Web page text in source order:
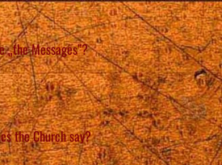
„the Messages”?
the Church say?